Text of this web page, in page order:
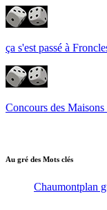
ça s'est passé à
Concours des
Au gré des Mots clés
Chaumontplan